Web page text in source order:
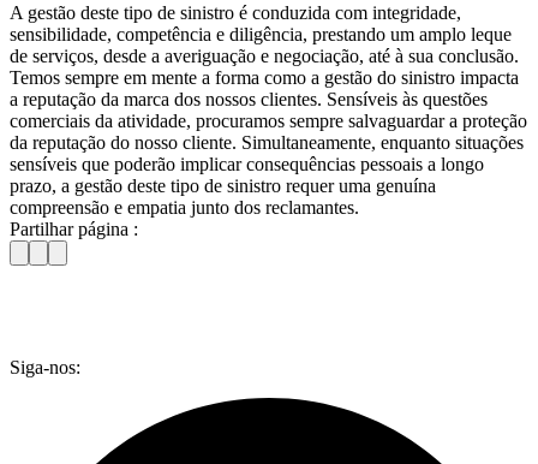
A gestão deste tipo de sinistro é conduzida com integridade,
sensibilidade, competência e diligência, prestando um amplo leque
de serviços, desde a averiguação e negociação, até à sua conclusão.
Temos sempre em mente a forma como a gestão do sinistro impacta
a reputação da marca dos nossos clientes. Sensíveis às questões
comerciais da atividade, procuramos sempre salvaguardar a proteção
da reputação do nosso cliente. Simultaneamente, enquanto situações
sensíveis que poderão implicar consequências pessoais a longo
prazo, a gestão deste tipo de sinistro requer uma genuína
compreensão e empatia junto dos reclamantes.
Partilhar página :
Siga-nos: